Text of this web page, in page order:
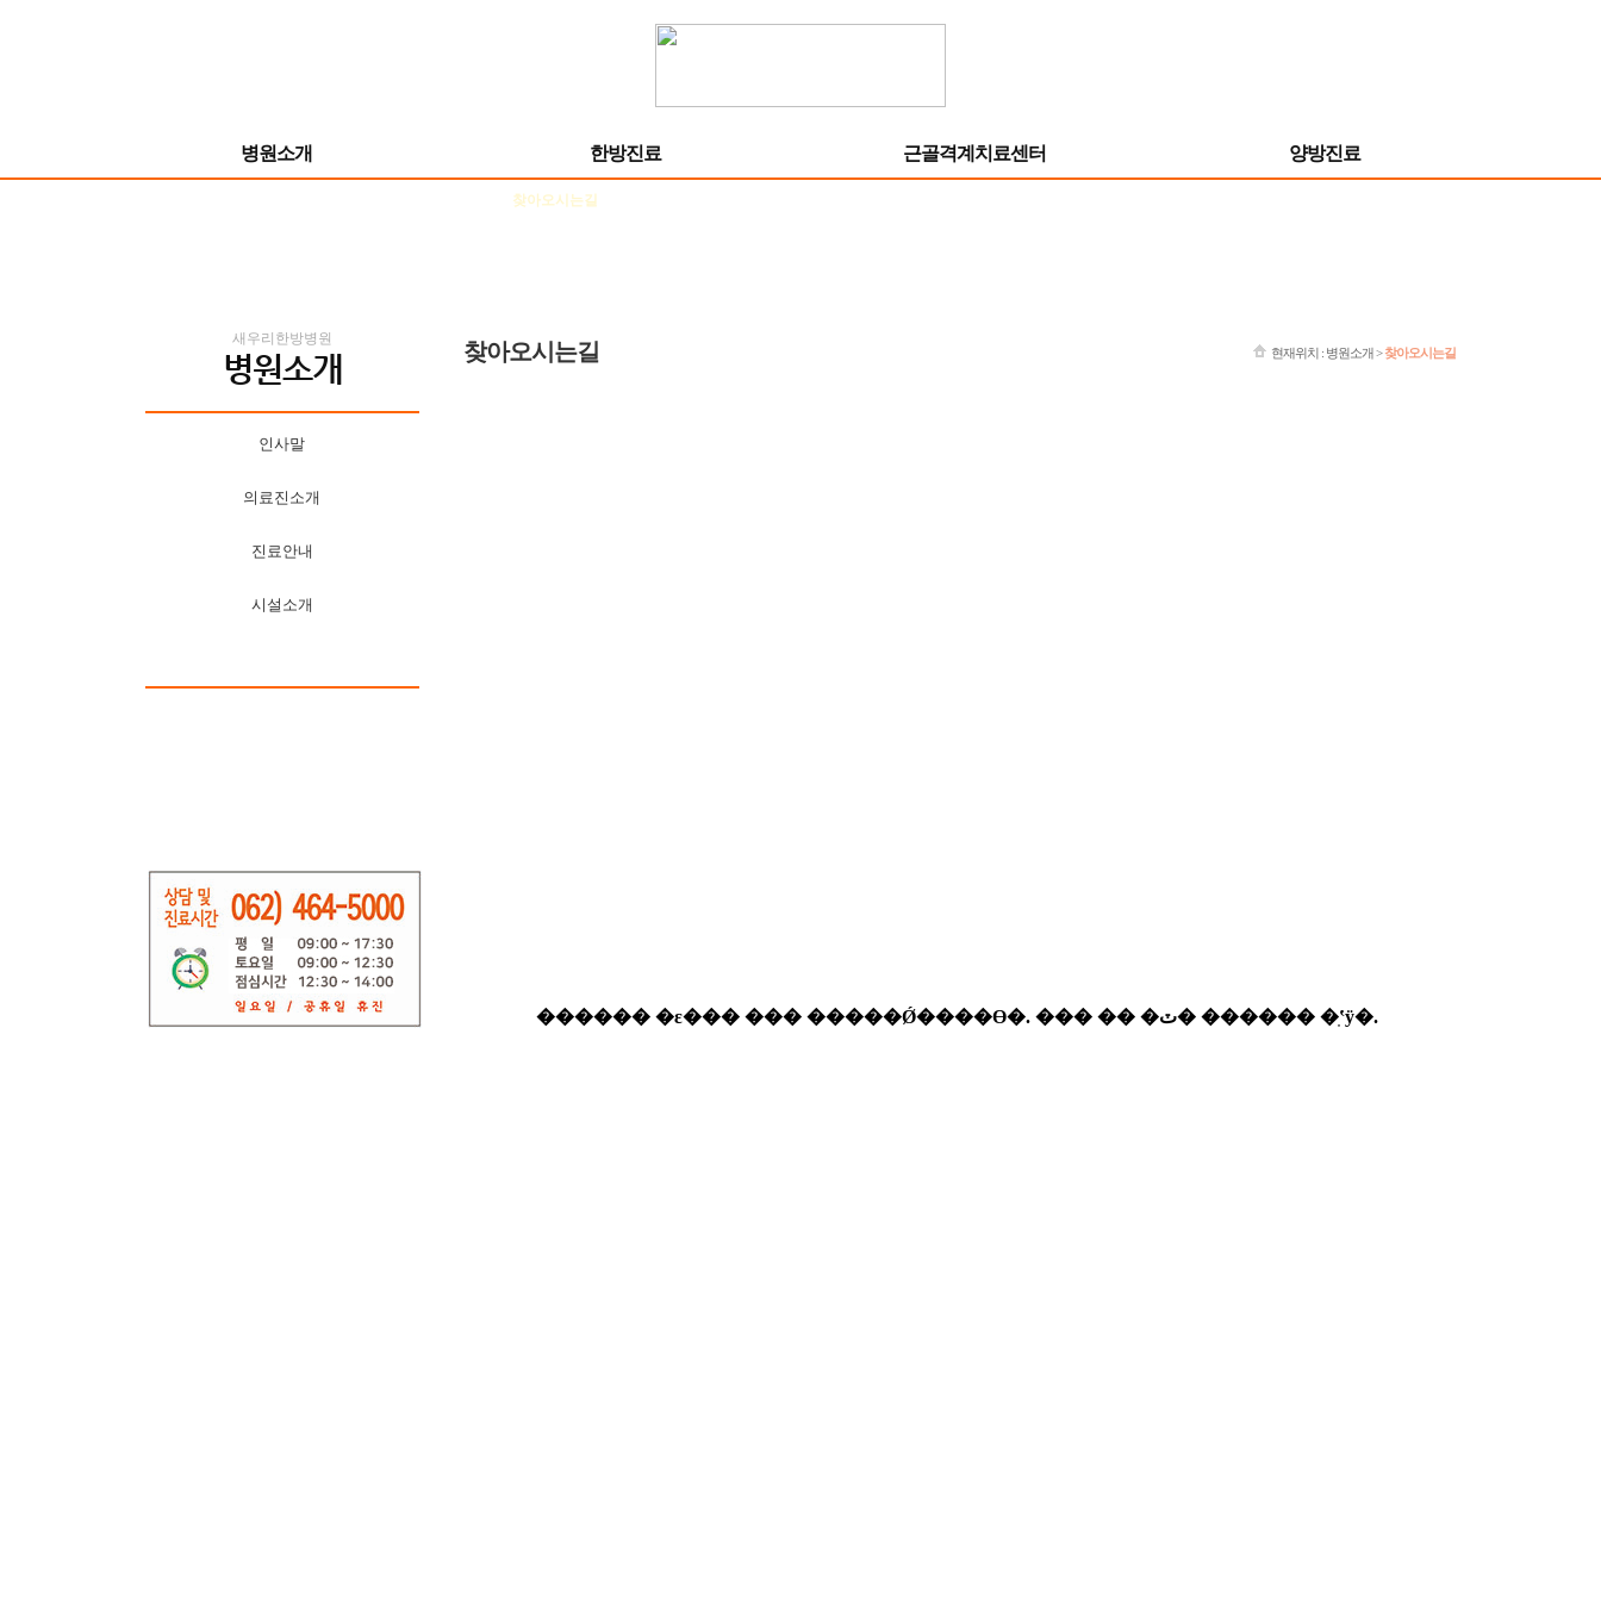
병원소개 한방진료 근골격계치료센터 양방진료
찾아오시는길
새우리한방병원
병원소개
인사말
의료진소개
진료안내
시설소개
찾아오시는길 현재위치 : 병원소개 >찾아오시는길